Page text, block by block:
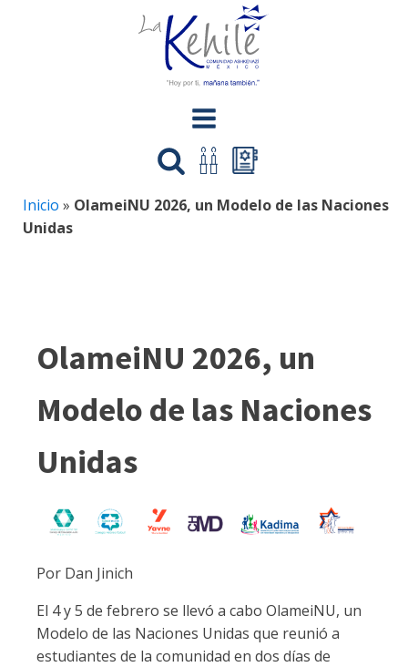
Inicio » OlameiNU 2026, un Modelo de las Naciones
Unidas
OlameiNU 2026, un
Modelo de las Naciones
Unidas
Por Dan Jinich
El 4 y 5 de febrero se llevó a cabo OlameiNU, un
Modelo de las Naciones Unidas que reunió a
estudiantes de la comunidad en dos días de